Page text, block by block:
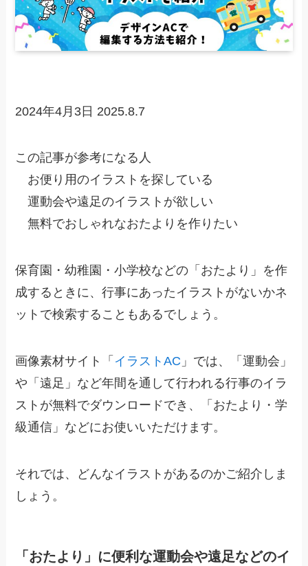
2024年4月3日 2025.8.7
この記事が参考になる人
お便り用のイラストを探している
運動会や遠足のイラストが欲しい
無料でおしゃれなおたよりを作りたい
保育園・幼稚園・小学校などの「おたより」を作
成するときに、行事にあったイラストがないかネ
ットで検索することもあるでしょう。
画像素材サイト「 イラストAC 」では、「運動会」
や「遠足」など年間を通して行われる行事のイラ
ストが無料でダウンロードでき、「おたより・学
級通信」などにお使いいただけます。
それでは、どんなイラストがあるのかご紹介しま
しょう。
「おたより」に便利な運動会や遠足などのイ